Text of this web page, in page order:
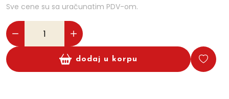
Sve cene su sa uračunatim PDV-om.
dodaj u korpu